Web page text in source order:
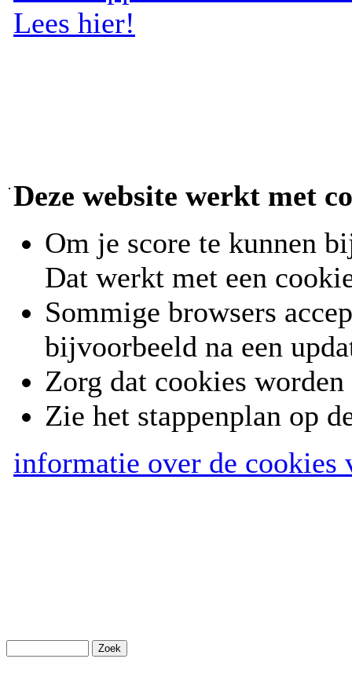
Lees hier!
Deze website werkt met
Om je score te kunnen
Dat werkt met een
Sommige browsers
bijvoorbeeld na een
Zorg dat cookies worden
Zie het stappenplan op
informatie over de cookies